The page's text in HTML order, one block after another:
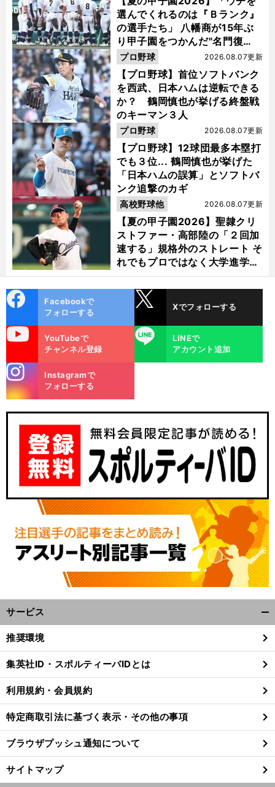
選んでくれるのは『Ｂランク』
の選手たち」 八幡商が15年ぶ
り甲子園をつかんだ"名門復
活"の舞台裏
【プロ野球】首位ソフトバンク
を西武、日本ハムは逆転できる
か？ 鶴岡慎也が挙げる終盤戦
のキーマン３人
2026.08.07更新
プロ野球
【プロ野球】12球団最多本塁打
でも３位... 鶴岡慎也が挙げた
「日本ハムの誤算」とソフトバ
ンク追撃のカギ
2026.08.07更新
プロ野球
【夏の甲子園2026】聖隷クリ
ストファー・高部陸の「２回加
速する」規格外のストレート そ
れでもプロではなく大学進学を
選ぶ理由
2026.08.07更新
高校野球他
ok
Facebookで
フォローする
Xでフォローする
YouTubeで
チャンネル登録
LINE
LINEで
アカウント追加
m
Instagramで
フォローする
サービス
閉
る
推奨環境
集英社ID・スポルティーバIDとは
利用規約・会員規約
特定商取引法に基づく表示・その他の事項
ブラウザプッシュ通知について
サイトマップ